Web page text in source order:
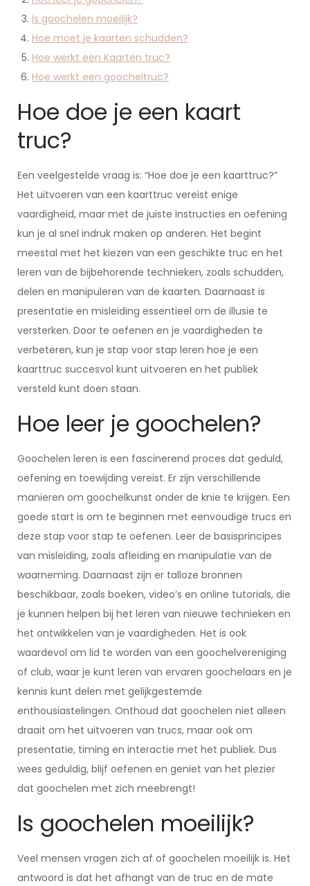
Is goochelen moeilijk?
Hoe moet je kaarten schudden?
Hoe werkt een Kaarten truc?
Hoe werkt een goocheltruc?
Hoe doe je een kaart
truc?
Een veelgestelde vraag is: “Hoe doe je een kaarttruc?”
Het uitvoeren van een kaarttruc vereist enige
vaardigheid, maar met de juiste instructies en oefening
kun je al snel indruk maken op anderen. Het begint
meestal met het kiezen van een geschikte truc en het
leren van de bijbehorende technieken, zoals schudden,
delen en manipuleren van de kaarten. Daarnaast is
presentatie en misleiding essentieel om de illusie te
versterken. Door te oefenen en je vaardigheden te
verbeteren, kun je stap voor stap leren hoe je een
kaarttruc succesvol kunt uitvoeren en het publiek
versteld kunt doen staan.
Hoe leer je goochelen?
Goochelen leren is een fascinerend proces dat geduld,
oefening en toewijding vereist. Er zijn verschillende
manieren om goochelkunst onder de knie te krijgen. Een
goede start is om te beginnen met eenvoudige trucs en
deze stap voor stap te oefenen. Leer de basisprincipes
van misleiding, zoals afleiding en manipulatie van de
waarneming. Daarnaast zijn er talloze bronnen
beschikbaar, zoals boeken, video’s en online tutorials, die
je kunnen helpen bij het leren van nieuwe technieken en
het ontwikkelen van je vaardigheden. Het is ook
waardevol om lid te worden van een goochelvereniging
of club, waar je kunt leren van ervaren goochelaars en je
kennis kunt delen met gelijkgestemde
enthousiastelingen. Onthoud dat goochelen niet alleen
draait om het uitvoeren van trucs, maar ook om
presentatie, timing en interactie met het publiek. Dus
wees geduldig, blijf oefenen en geniet van het plezier
dat goochelen met zich meebrengt!
Is goochelen moeilijk?
Veel mensen vragen zich af of goochelen moeilijk is. Het
antwoord is dat het afhangt van de truc en de mate